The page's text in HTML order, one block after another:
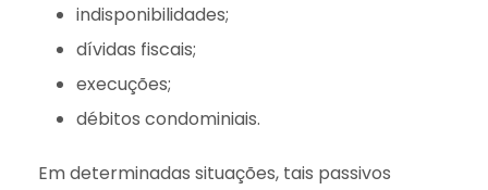
indisponibilidades;
dívidas fiscais;
execuções;
débitos condominiais.
Em determinadas situações, tais passivos